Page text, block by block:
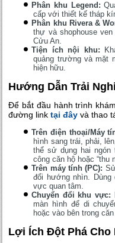
Phân khu Legend:
cấp với thiết kế tháp
Phân khu Rivera &
thự và shophouse
Cửu An.
Tiện ích nội khu:
quảng trường và mặt
hiện hữu.
Hướng Dẫn Trải
Để bắt đầu hành trình
đường linktại đây và thao
Trên điện thoại/Máy
hình sang trái, phải,
thể sử dụng hai ngón
công căn hộ hoặc “thu
Trên máy tính (PC):
đổi hướng nhìn.
vực quan tâm.
Chuyển đổi khu vực:
màn hình để di
hoặc vào bên trong
Lợi Ích Đột Phá Cho